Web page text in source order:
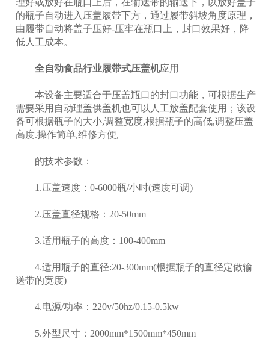
的瓶子自动进入压盖履带下方，通过履带斜坡角度原理，
由履带自动将盖子压好-压牢在瓶口上，封口效果好，降
低人工成本。
全自动食品行业履带式压盖机应用
本设备主要适合于压盖瓶口的封口功能，可根据生产
需要采用自动理盖供盖机也可以人工放盖配套使用；该设
备可根据瓶子的大小,调整宽度,根据瓶子的高低,调整压盖
高度.操作简单,维修方便,
的技术参数：
1.压盖速度：0-6000瓶/小时(速度可调)
2.压盖直径规格：20-50mm
3.适用瓶子的高度：100-400mm
4.适用瓶子的直径:20-300mm(根据瓶子的直径定做输
送带的宽度)
4.电源/功率：220v/50hz/0.15-0.5kw
5.外型尺寸：2000mm*1500mm*450mm